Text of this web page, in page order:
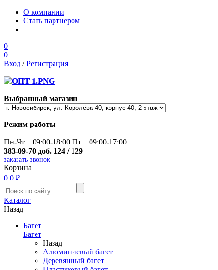
О компании
Стать партнером
0
0
Вход /Регистрация
Выбранный магазин
Режим работы
Пн-Чт – 09:00-18:00 Пт – 09:00-17:00
383-09-70 доб. 124 / 129
заказать звонок
Корзина
0 0 ₽
Каталог
Назад
Багет
Багет
Назад
Алюминиевый багет
Деревянный багет